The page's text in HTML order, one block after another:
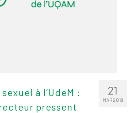
21
MAR 2018
à l’UdeM :
pressent